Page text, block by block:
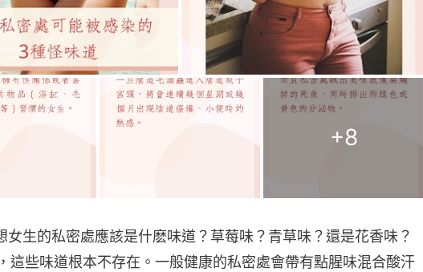
+8
女生的私密處應該是什麽味道？草莓味？青草味？還是花香味？
這些味道根本不存在。一般健康的私密處會帶有點腥味混合酸汗